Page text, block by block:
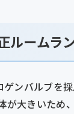
ルームラ
ンバルブを
大きいため